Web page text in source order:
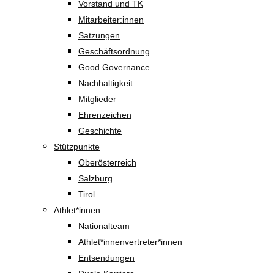
Vorstand und TK
Mitarbeiter:innen
Satzungen
Geschäftsordnung
Good Governance
Nachhaltigkeit
Mitglieder
Ehrenzeichen
Geschichte
Stützpunkte
Oberösterreich
Salzburg
Tirol
Athlet*innen
Nationalteam
Athlet*innenvertreter*innen
Entsendungen